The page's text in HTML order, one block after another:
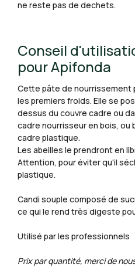
ne reste pas de dechets.
Conseil
pour Apifonda
Cette pâte de nourrissement
les premiers froids. Elle se
dessus du couvre cadre ou
cadre nourrisseur en bois, ou
cadre plastique.
Les abeilles le prendront en
Attention, pour éviter qu'il
plastique.
Candi souple composé de
ce qui le rend très digeste
Utilisé par les professionnels
Prix par quantité, merci de